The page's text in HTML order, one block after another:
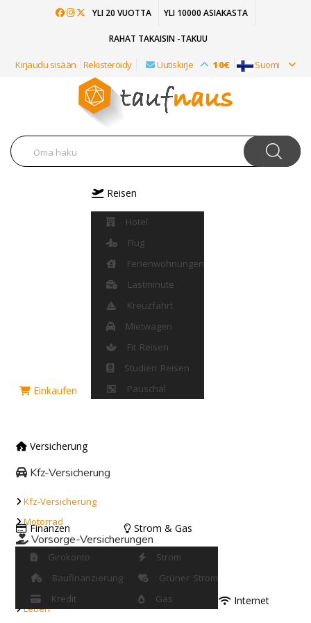
YLI 20 VUOTTA YLI 10000 ASIAKASTA
RAHAT TAKAISIN -TAKUU
Kirjaudu sisään Rekisteröidy Uutiskirje 10€ Suomi
Einkaufen
Reisen
Hotel
Flug
Ferienwohnungen
Lastminute
Kreuzfahrt
Mietwagen
Fit Reisen
Studien Reisen
Pauschal
Versicherung
Kfz-Versicherung
Kfz-Versicherung
Motorrad
Vorsorge-Versicherungen
Leben
Finanzen
Girokonto
Baufinanzierung
Kredit
Strom & Gas
Strom
Grüner Strom
Gas
Internet